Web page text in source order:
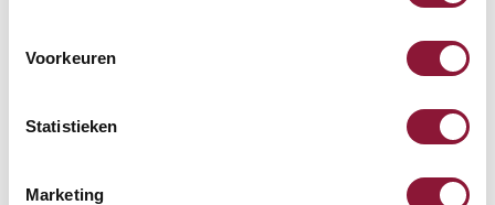
Voorkeuren
Statistieken
Marketing
Verfügbar